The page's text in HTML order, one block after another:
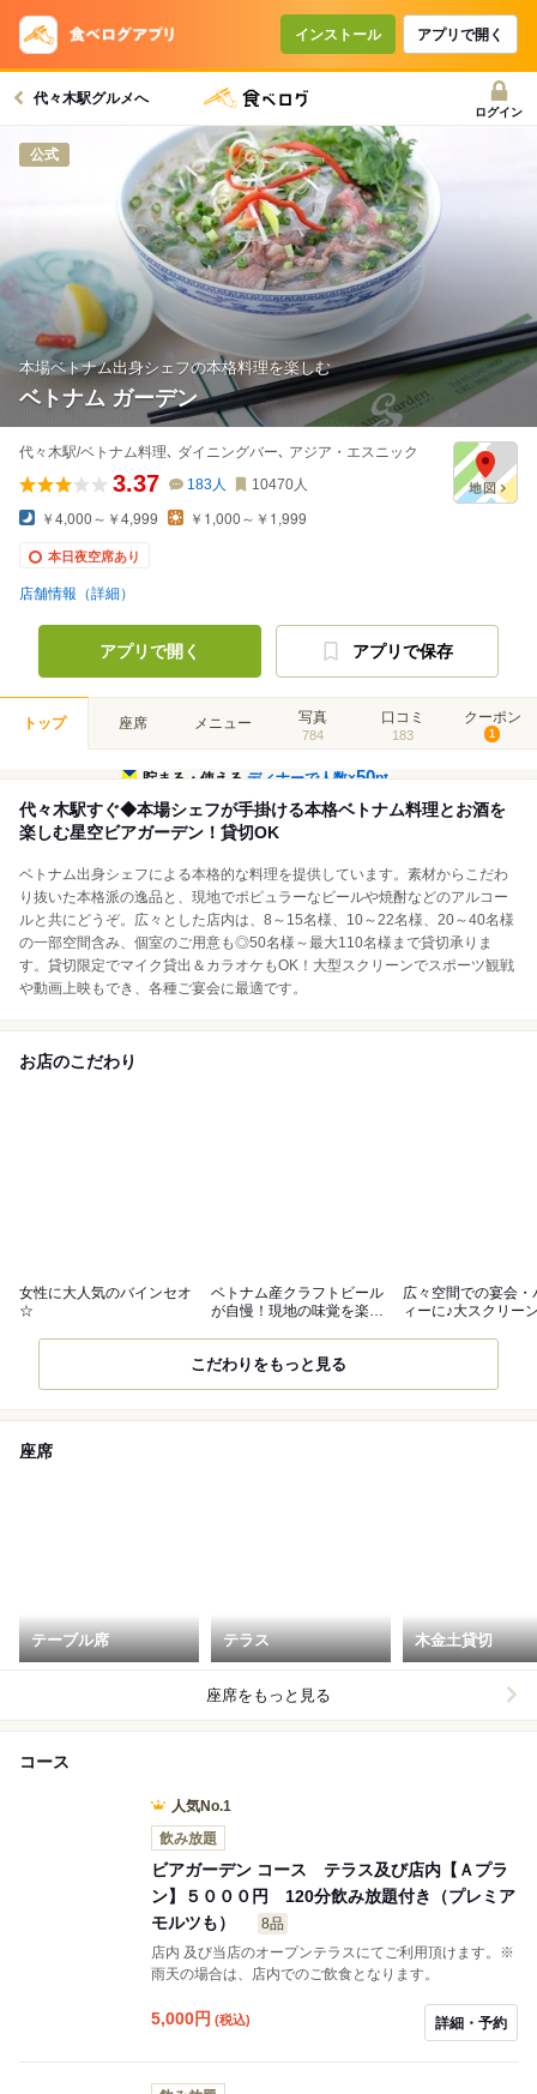
インストール アプリで開く
代々木駅グルメへ
ログイン
公式
本場ベトナム出身シェフの本格料理を楽しむ
ベトナム ガーデン
代々木駅/ベトナム料理､ ダイニングバー､ アジア・エスニック
3.37 183人 10470人
￥4,000～￥4,999 ￥1,000～￥1,999
本日夜空席あり
店舗情報（詳細）
アプリで開く アプリで保存
トップ 座席 メニュー 写真
784
口コミ
183
クーポン
1
貯まる・使えるディナーで人数×50pt
代々木駅すぐ◆本場シェフが手掛ける本格ベトナム料理とお酒を
楽しむ星空ビアガーデン！貸切OK
ベトナム出身シェフによる本格的な料理を提供しています。素材からこだわ
り抜いた本格派の逸品と、現地でポピュラーなビールや焼酎などのアルコー
ルと共にどうぞ。広々とした店内は、8～15名様、10～22名様、20～40名様
の一部空間含み、個室のご用意も◎50名様～最大110名様まで貸切承りま
す。貸切限定でマイク貸出＆カラオケもOK！大型スクリーンでスポーツ観戦
や動画上映もでき、各種ご宴会に最適です。
お店のこだわり
女性に大人気のバインセオ
☆
ベトナム産クラフトビール
が自慢！現地の味覚を楽し
広々空間での宴会・
ィーに♪大スクリー
こだわりをもっと見る
座席
テーブル席 テラス 木金土貸切
座席をもっと見る
コース
人気No.1
飲み放題
ビアガーデン コース テラス及び店内【Ａプラ
ン】５０００円 120分飲み放題付き（プレミア
モルツも）
8品
店内 及び当店のオープンテラスにてご利用頂けます。※
雨天の場合は、店内でのご飲食となります。
5,000円 (税込) 詳細・予約
コースで使えるクーポン
戻る
クーポンを利用せず予約する